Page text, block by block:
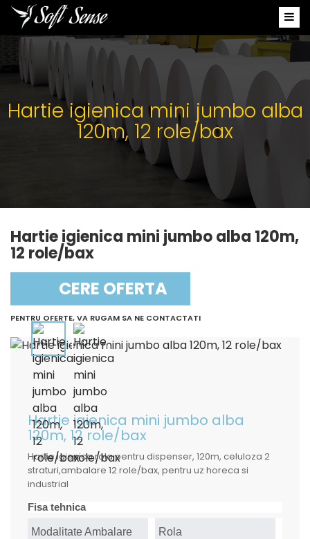
Hartie igienica mini jumbo alba
120m, 12 role/bax
Hartie igienica mini jumbo alba 120m,
12 role/bax
CERE OFERTA
PENTRU OFERTE, VA RUGAM SA NE CONTACTATI
Hartie igienica mini jumbo alba
120m, 12 role/bax
Hartie igienica rola pentru dispenser, 120m, celuloza 2
straturi,ambalare 12 role/bax, pentru uz horeca si
industrial
Fisa tehnica
Modalitate Ambalare Rola